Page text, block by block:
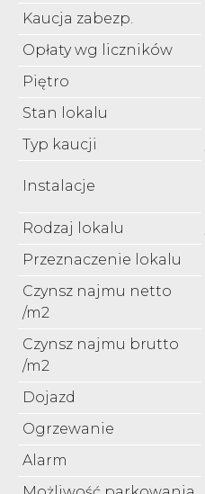
Kaucja zabezp.
Opłaty wg liczników
Piętro
Stan lokalu
Typ kaucji
Instalacje
Rodzaj lokalu
Przeznaczenie lokalu
Czynsz najmu netto
/m2
Czynsz najmu brutto
/m2
Dojazd
Ogrzewanie
Alarm